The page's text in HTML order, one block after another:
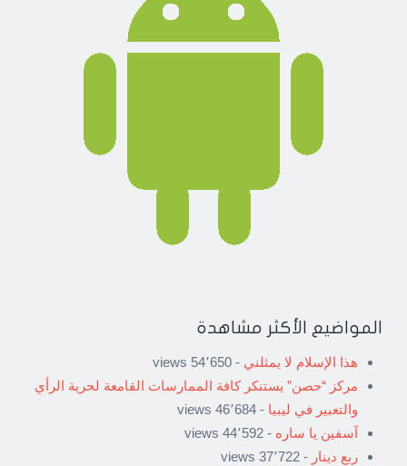
المواضيع الأكثر مشاهدة
هذا الإسلام لا يمثلني - 54٬650 views
مركز “حصن” يستنكر كافة الممارسات القامعة لحرية الرأي
والتعبير في ليبيا - 46٬684 views
آسفين يا ساره - 44٬592 views
ربع دينار - 37٬722 views